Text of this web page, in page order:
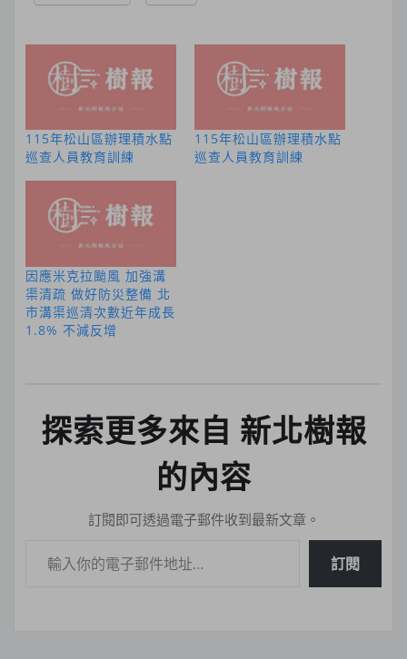
115年松山區辦理積水點
巡查人員教育訓練
115年松山區辦理積水點
巡查人員教育訓練
因應米克拉颱風 加強溝
渠清疏 做好防災整備 北
市溝渠巡清次數近年成長
1.8% 不減反增
探索更多來自 新北樹報
的內容
訂閱即可透過電子郵件收到最新文章。
訂閱